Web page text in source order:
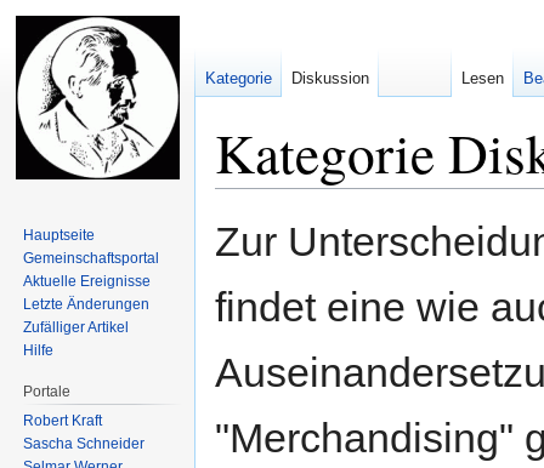
Kategorie
Navigation
Suche
Zur
findet eine wie
"Merchandising"
Kategorie Diskussion Lesen
Hauptseite
Gemeinschafts­portal
Aktuelle Ereignisse
Letzte Änderungen
Zufälliger Artikel
Hilfe
Portale
Robert Kraft
Sascha Schneider